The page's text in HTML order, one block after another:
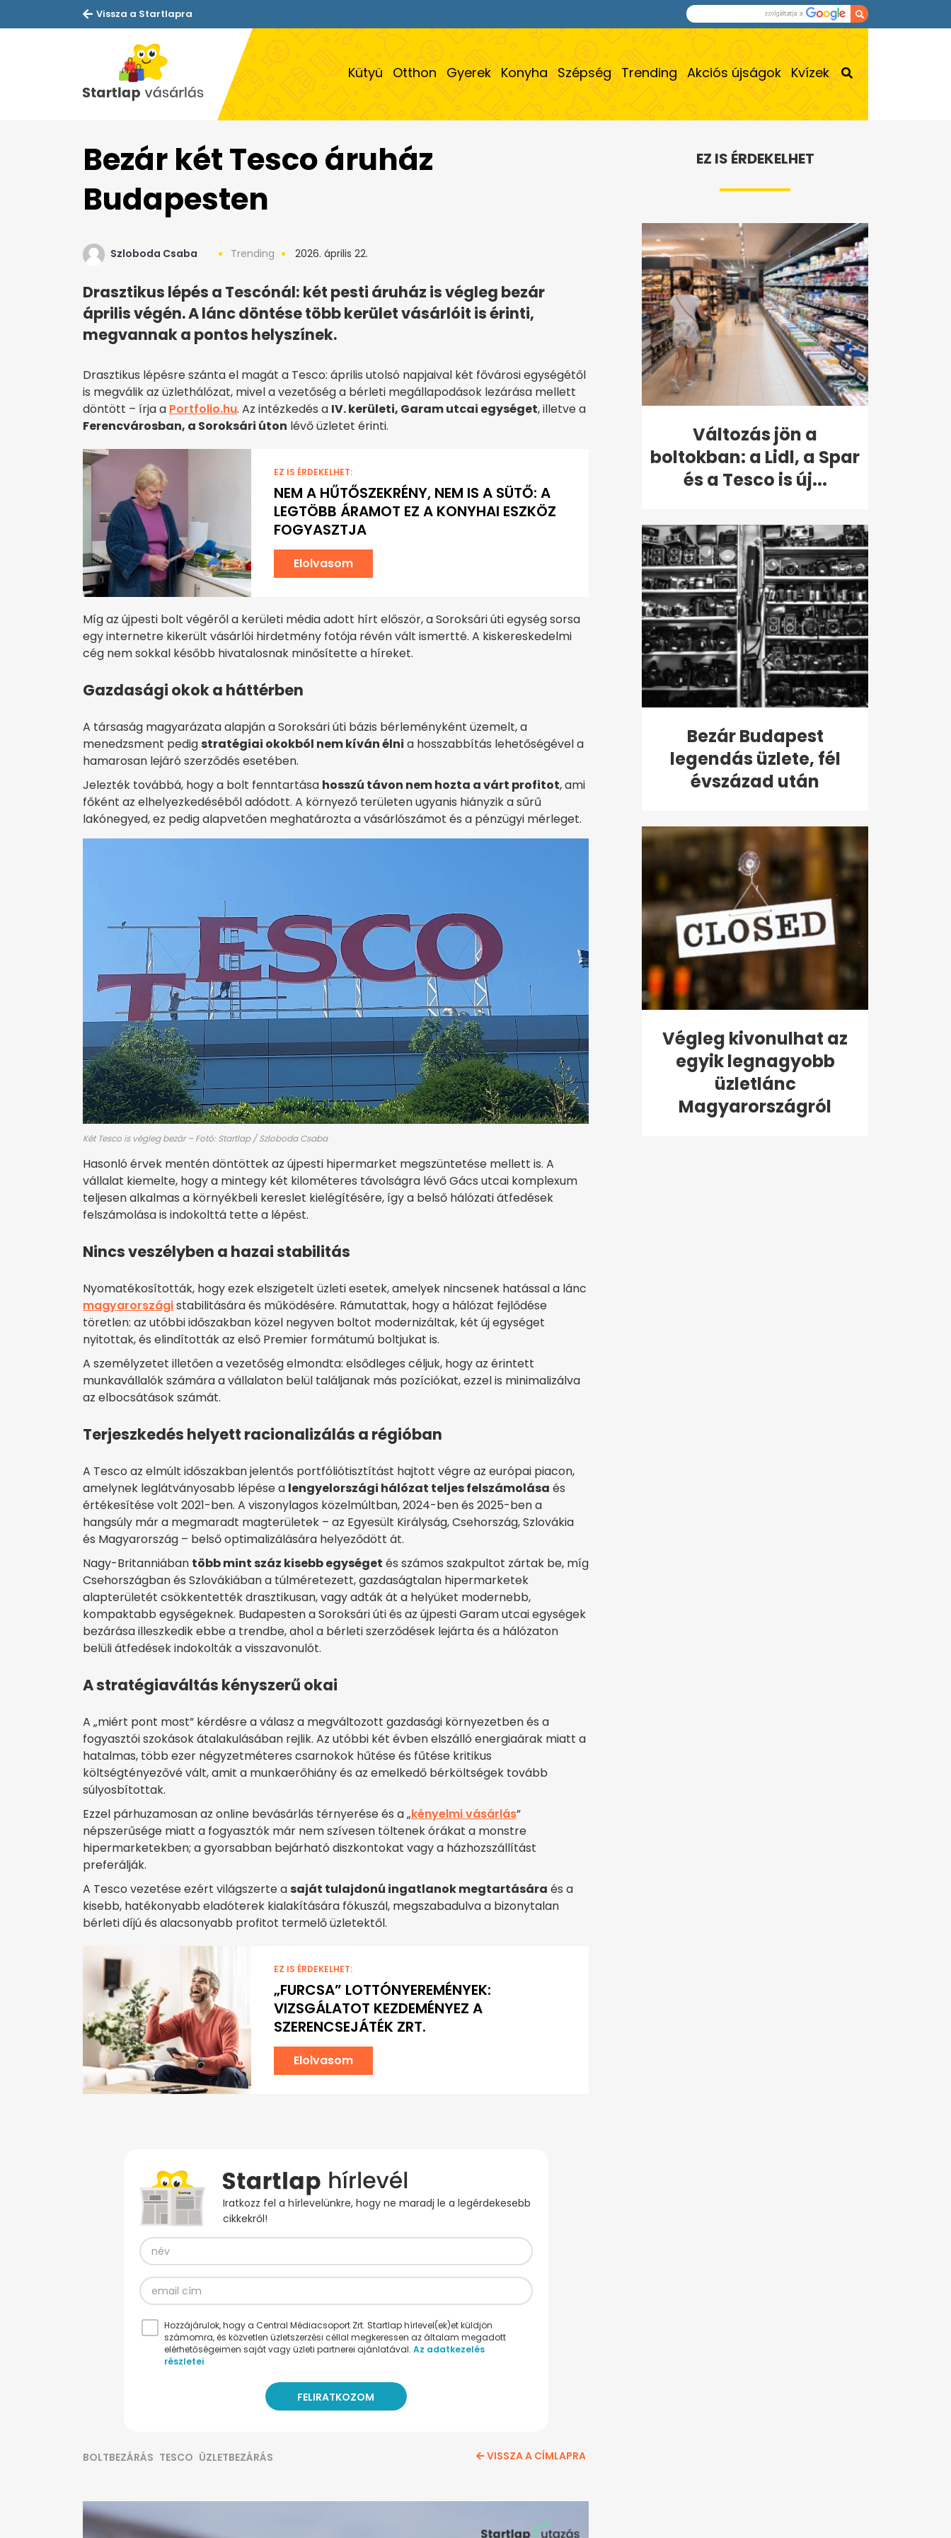
Vissza a Startlapra
Kütyü Otthon Gyerek Konyha Szépség Trending Akciós újságok Kvízek
Bezár két Tesco áruház
Budapesten
Szloboda Csaba Trending 2026. április 22.
Drasztikus lépés a Tescónál: két pesti áruház is végleg bezár
április végén. A lánc döntése több kerület vásárlóit is érinti,
megvannak a pontos helyszínek.
Drasztikus lépésre szánta el magát a Tesco: április utolsó napjaival két fővárosi egységétől
is megválik az üzlethálózat, mivel a vezetőség a bérleti megállapodások lezárása mellett
döntött – írja a Portfolio.hu. Az intézkedés a IV. kerületi, Garam utcai egységet, illetve a
Ferencvárosban, a Soroksári úton lévő üzletet érinti.
EZ IS ÉRDEKELHET:
NEM A HŰTŐSZEKRÉNY, NEM IS A SÜTŐ: A
LEGTÖBB ÁRAMOT EZ A KONYHAI ESZKÖZ
FOGYASZTJA
Elolvasom
Míg az újpesti bolt végéről a kerületi média adott hírt először, a Soroksári úti egység sorsa
egy internetre kikerült vásárlói hirdetmény fotója révén vált ismertté. A kiskereskedelmi
cég nem sokkal később hivatalosnak minősítette a híreket.
Gazdasági okok a háttérben
A társaság magyarázata alapján a Soroksári úti bázis bérleményként üzemelt, a
menedzsment pedig stratégiai okokból nem kíván élni a hosszabbítás lehetőségével a
hamarosan lejáró szerződés esetében.
Jelezték továbbá, hogy a bolt fenntartása hosszú távon nem hozta a várt profitot, ami
főként az elhelyezkedéséből adódott. A környező területen ugyanis hiányzik a sűrű
lakónegyed, ez pedig alapvetően meghatározta a vásárlószámot és a pénzügyi mérleget.
Két Tesco is végleg bezár – Fotó: Startlap / Szloboda Csaba
Hasonló érvek mentén döntöttek az újpesti hipermarket megszüntetése mellett is. A
vállalat kiemelte, hogy a mintegy két kilométeres távolságra lévő Gács utcai komplexum
teljesen alkalmas a környékbeli kereslet kielégítésére, így a belső hálózati átfedések
felszámolása is indokolttá tette a lépést.
Nincs veszélyben a hazai stabilitás
Nyomatékosították, hogy ezek elszigetelt üzleti esetek, amelyek nincsenek hatással a lánc
magyarországistabilitására és működésére. Rámutattak, hogy a hálózat fejlődése
töretlen: az utóbbi időszakban közel negyven boltot modernizáltak, két új egységet
nyitottak, és elindították az első Premier formátumú boltjukat is.
A személyzetet illetően a vezetőség elmondta: elsődleges céljuk, hogy az érintett
munkavállalók számára a vállalaton belül találjanak más pozíciókat, ezzel is minimalizálva
az elbocsátások számát.
Terjeszkedés helyett racionalizálás a régióban
A Tesco az elmúlt időszakban jelentős portfóliótisztítást hajtott végre az európai piacon,
amelynek leglátványosabb lépése a lengyelországi hálózat teljes felszámolása és
értékesítése volt 2021-ben. A viszonylagos közelmúltban, 2024-ben és 2025-ben a
hangsúly már a megmaradt magterületek – az Egyesült Királyság, Csehország, Szlovákia
és Magyarország – belső optimalizálására helyeződött át.
Nagy-Britanniában több mint száz kisebb egységet és számos szakpultot zártak be, míg
Csehországban és Szlovákiában a túlméretezett, gazdaságtalan hipermarketek
alapterületét csökkentették drasztikusan, vagy adták át a helyüket modernebb,
kompaktabb egységeknek. Budapesten a Soroksári úti és az újpesti Garam utcai egységek
bezárása illeszkedik ebbe a trendbe, ahol a bérleti szerződések lejárta és a hálózaton
belüli átfedések indokolták a visszavonulót.
A stratégiaváltás kényszerű okai
A „miért pont most” kérdésre a válasz a megváltozott gazdasági környezetben és a
fogyasztói szokások átalakulásában rejlik. Az utóbbi két évben elszálló energiaárak miatt a
hatalmas, több ezer négyzetméteres csarnokok hűtése és fűtése kritikus
költségtényezővé vált, amit a munkaerőhiány és az emelkedő bérköltségek tovább
súlyosbítottak.
Ezzel párhuzamosan az online bevásárlás térnyerése és a „kényelmi vásárlás”
népszerűsége miatt a fogyasztók már nem szívesen töltenek órákat a monstre
hipermarketekben; a gyorsabban bejárható diszkontokat vagy a házhozszállítást
preferálják.
A Tesco vezetése ezért világszerte a saját tulajdonú ingatlanok megtartására és a
kisebb, hatékonyabb eladóterek kialakítására fókuszál, megszabadulva a bizonytalan
bérleti díjú és alacsonyabb profitot termelő üzletektől.
EZ IS ÉRDEKELHET:
„FURCSA” LOTTÓNYEREMÉNYEK:
VIZSGÁLATOT KEZDEMÉNYEZ A
SZERENCSEJÁTÉK ZRT.
Elolvasom
Iratkozz fel a hírlevelünkre, hogy ne maradj le a legérdekesebb
cikkekről!
Hozzájárulok, hogy a Central Médiacsoport Zrt. Startlap hírlevel(ek)et küldjön
számomra, és közvetlen üzletszerzési céllal megkeressen az általam megadott
elérhetőségeimen saját vagy üzleti partnerei ajánlatával. Az adatkezelés
részletei
BOLTBEZÁRÁS TESCO ÜZLETBEZÁRÁS VISSZA A CÍMLAPRA
EZ IS ÉRDEKELHET
Változás jön a
boltokban: a Lidl, a Spar
és a Tesco is új...
Bezár Budapest
legendás üzlete, fél
évszázad után
Végleg kivonulhat az
egyik legnagyobb
üzletlánc
Magyarországról